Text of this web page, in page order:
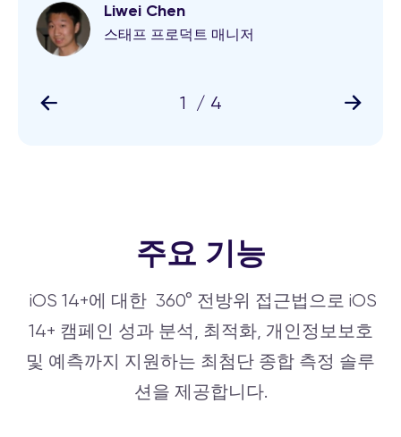
Liwei Chen
스태프 프로덕트 매니저
Dan Hayoun
Papaya Gaming UA 팀 리드
Alexey Gusev
Goodgame Studios 퍼포먼스 마케팅 리
Yury Bolotkin
StarBerry Games 마케팅 디렉터
1 / 4
주요 기능
iOS 14+에 대한 360° 전방위 접근법으로 iOS
14+ 캠페인 성과 분석, 최적화, 개인정보보호
및 예측까지 지원하는 최첨단 종합 측정 솔루
션을 제공합니다.